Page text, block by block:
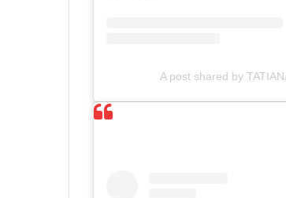
A post shared by